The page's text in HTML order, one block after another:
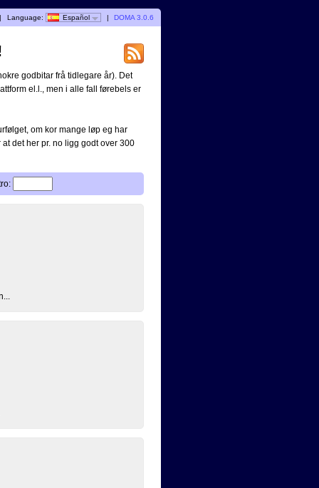
| Language: Español | DOMA 3.0.6
godbitar frå tidlegare år). Det
el.l., men i alle fall førebels er
om kor mange løp eg har
det her pr. no ligg godt over 300